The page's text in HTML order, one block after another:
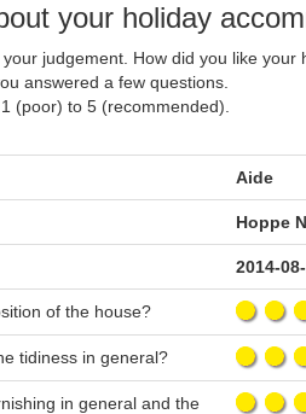
your holiday
judgement. How did you like your
answered a few questions.
(poor) to 5 (recommended).
Aide
Hoppe
2014-
of the house?
tidiness in general?
in general and the